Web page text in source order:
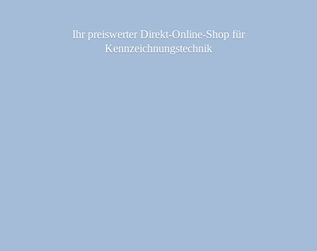
Ihr preiswerter Direkt-Online-Shop für
Kennzeichnungstechnik